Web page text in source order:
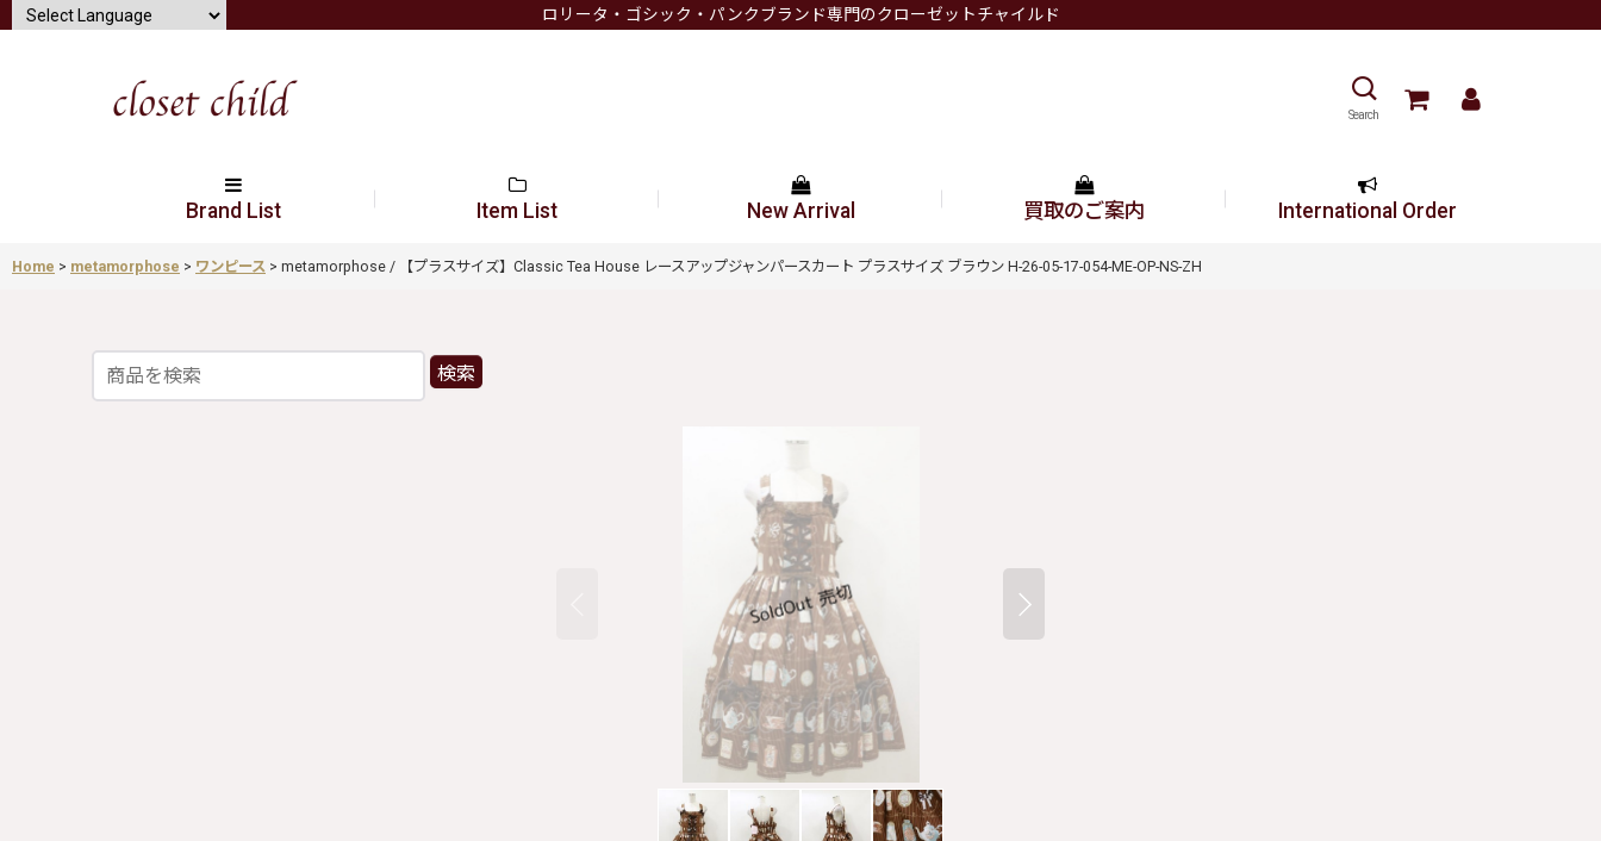
ロリータ・ゴシック・パンクブランド専門のクローゼットチャイルド
Search
Brand List Item List New Arrival 買取のご案内 International Order
Home > metamorphose > ワンピース > metamorphose / 【プラスサイズ】Classic Tea House レースアップジャンパースカート プラスサイズ ブラウン H-26-05-17-054-ME-OP-NS-ZH
検索